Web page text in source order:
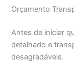
Orçamento
Antes de iniciar
detalhado e
desagradáveis.